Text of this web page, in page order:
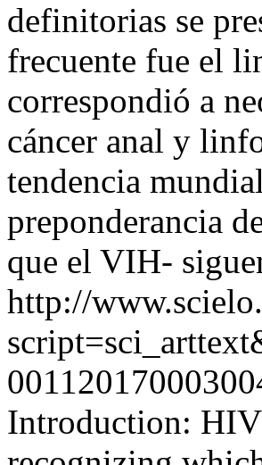
definitorias se
frecuente fue el
correspondió a
cáncer anal y
tendencia
preponderancia
que el VIH-
http://
Introduction: